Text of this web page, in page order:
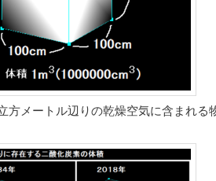
方メートル辺りの乾燥空気に含まれる